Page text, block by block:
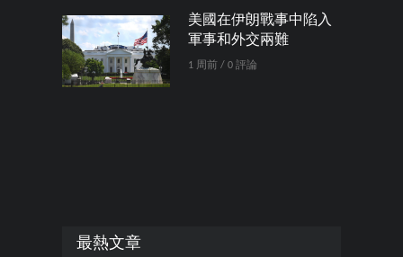
美國在伊朗戰事中陷入
軍事和外交兩難
1 周前 / 0 評論
最熱文章